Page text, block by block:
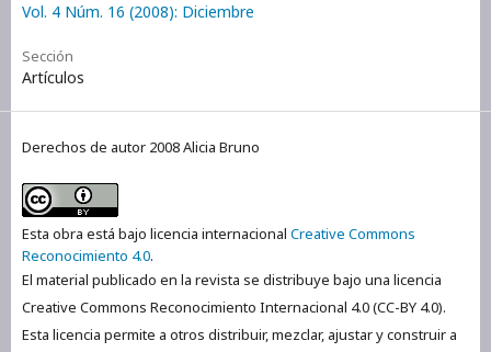
Vol. 4 Núm. 16 (2008): Diciembre
Sección
Artículos
Derechos de autor 2008 Alicia Bruno
Esta obra está bajo licencia internacional Creative Commons
Reconocimiento 4.0.
El material publicado en la revista se distribuye bajo una licencia
Creative Commons Reconocimiento Internacional 4.0 (CC-BY 4.0).
Esta licencia permite a otros distribuir, mezclar, ajustar y construir a